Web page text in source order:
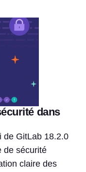
dans
de GitLab 18.2.0
de sécurité
claire des